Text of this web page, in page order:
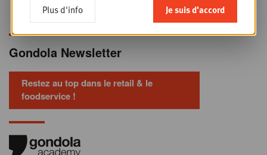
levier de rentabilité ?
Gondola Newsletter
Restez au top dans le retail & le
foodservice !
Plus d'info Je suis d'accord